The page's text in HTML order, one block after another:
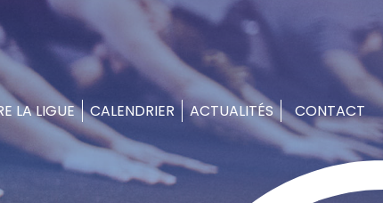
LA LIGUE CALENDRIER ACTUALITÉS CONTACT